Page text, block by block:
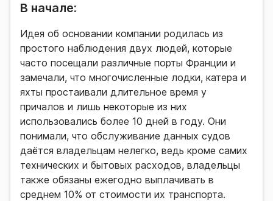
В начале:
Идея об основании компании родилась из
простого наблюдения двух людей, которые
часто посещали различные порты Франции и
замечали, что многочисленные лодки, катера и
яхты простаивали длительное время у
причалов и лишь некоторые из них
использовались более 10 дней в году. Они
понимали, что обслуживание данных судов
даётся владельцам нелегко, ведь кроме самих
технических и бытовых расходов, владельцы
также обязаны ежегодно выплачивать в
среднем 10% от стоимости их транспорта.